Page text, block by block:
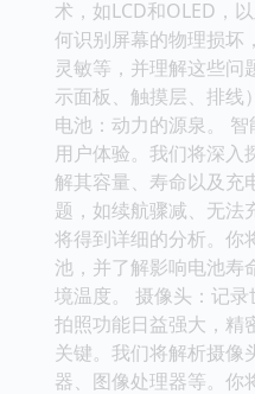
术，如LCD和OLED，
何识别屏幕的物理损坏
灵敏等，并理解这些问
示面板、触摸层、排线
电池：动力的源泉。
用户体验。我们将深入
解其容量、寿命以及充
题，如续航骤减、无法
将得到详细的分析。你
池，并了解影响电池寿
境温度。 摄像头：记
拍照功能日益强大，精
关键。我们将解析摄像
器、图像处理器等。你